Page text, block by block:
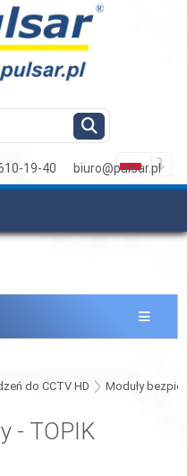
19-40 biuro@pulsar.pl
do CCTV HD Moduły
- TOPIK